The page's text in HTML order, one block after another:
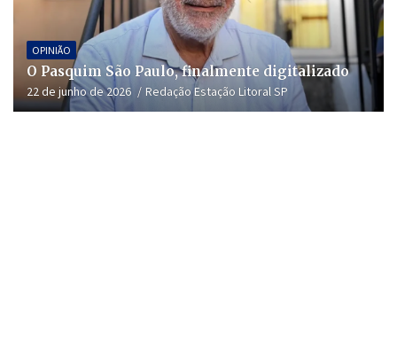
OPINIÃO
O Pasquim São Paulo, finalmente digitalizado
22 de junho de 2026 Redação Estação Litoral SP